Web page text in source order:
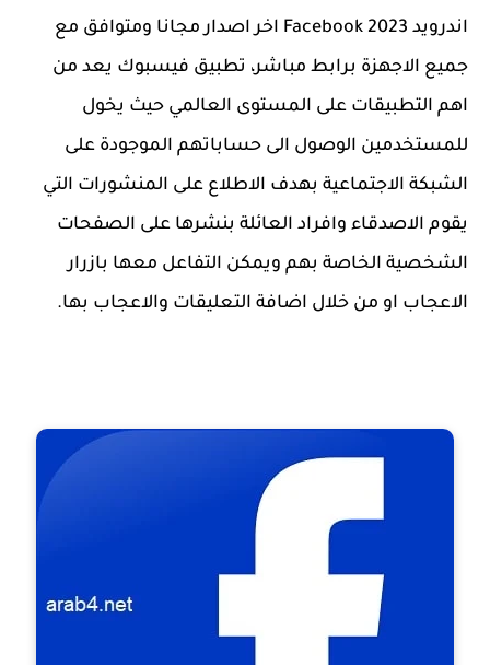
اندرويد 2023
Facebook اخر اصدار مجانا ومتوافق مع
جميع الاجهزة برابط مباشر، تطبيق فيسبوك يعد من
اهم التطبيقات على المستوى العالمي حيث يخول
للمستخدمين الوصول الى حساباتهم الموجودة على
الشبكة الاجتماعية بهدف الاطلاع على المنشورات التي
يقوم الاصدقاء وافراد العائلة بنشرها على الصفحات
الشخصية الخاصة بهم ويمكن التفاعل معها بازرار
الاعجاب او من خلال اضافة التعليقات والاعجاب بها.